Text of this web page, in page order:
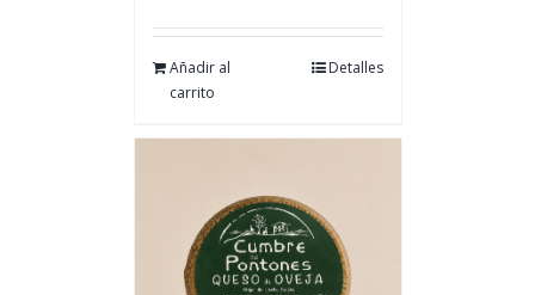
Añadir al
carrito
Detalles